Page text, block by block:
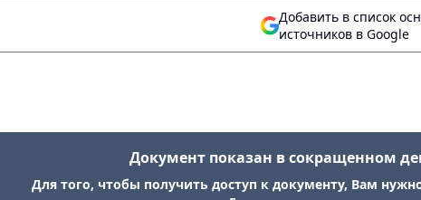
Добавить в список
источников в Google
Документ показан в сокращенном
Для того, чтобы получить доступ к документу, Вам